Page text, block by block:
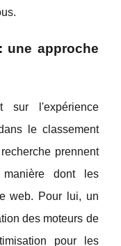
une approche
sur l'expérience
le classement
prennent
dont les
web. Pour lui, un
des moteurs de
pour les